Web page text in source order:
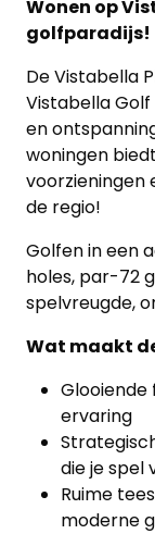
Wonen op
golfparadijs!
De Vistabella
Vistabella
en
woningen
voorzieningen
de regio!
Golfen in een
holes, par-72
spelvreugde,
Wat maakt
Glooiende
ervaring
die je spel
Ruime
moderne